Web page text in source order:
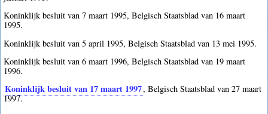
Koninklijk besluit van 7 maart 1995, Belgisch Staatsblad van 16 maart
1995.
Koninklijk besluit van 5 april 1995, Belgisch Staatsblad van 13 mei 1995.
Koninklijk besluit van 6 maart 1996, Belgisch Staatsblad van 19 maart
1996.
Koninklijk besluit van 17 maart 1997, Belgisch Staatsblad van 27 maart
1997.